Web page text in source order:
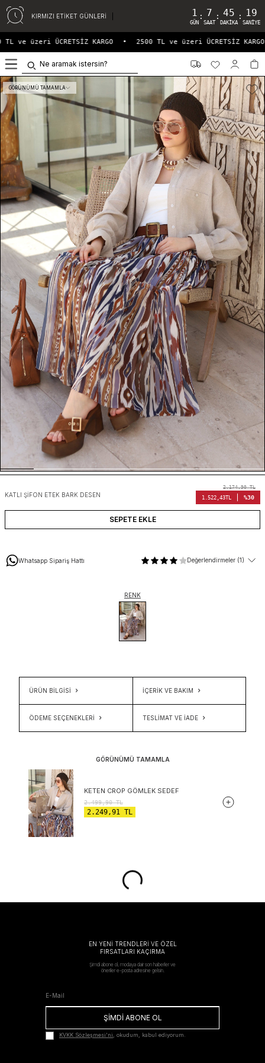
KIRMIZI ETİKET GÜNLERİ 1
GÜN
: 7
SAAT
: 45
DAKIKA
: 19
SANIYE
ve üzeri ÜCRETSİZ KARGO • 2500 TL ve üzeri ÜCRETSİZ KARGO
GÖRÜNÜMÜ TAMAMLA
KATLI ŞIFON ETEK BARK DESEN
2.174,90TL
1.522,43TL %30
SEPETE EKLE
Whatsapp Sipariş Hattı Değerlendirmeler (1)
RENK
ÜRÜN BİLGİSİ İÇERIK VE BAKIM
ÖDEME SEÇENEKLERI TESLIMAT VE İADE
GÖRÜNÜMÜ TAMAMLA
KETEN CROP GÖMLEK SEDEF
2.499,90TL
2.249,91 TL
EN YENİ TRENDLERİ VE ÖZEL
FIRSATLARI KAÇIRMA
Şimdi abone ol, modaya dair son haberler ve
öneriler e-posta adresine gelsin.
ŞİMDİ ABONE OL
KVKK Sözleşmesi'ni, okudum, kabul ediyorum.